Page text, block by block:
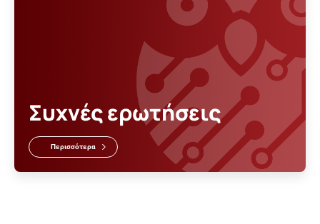
Συχνές ερωτήσεις
Περισσότερα